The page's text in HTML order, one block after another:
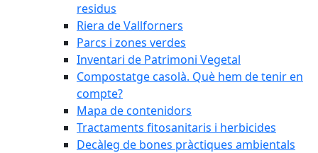
residus
Riera de Vallforners
Parcs i zones verdes
Inventari de Patrimoni Vegetal
Compostatge casolà. Què hem de tenir en
compte?
Mapa de contenidors
Tractaments fitosanitaris i herbicides
Decàleg de bones pràctiques ambientals